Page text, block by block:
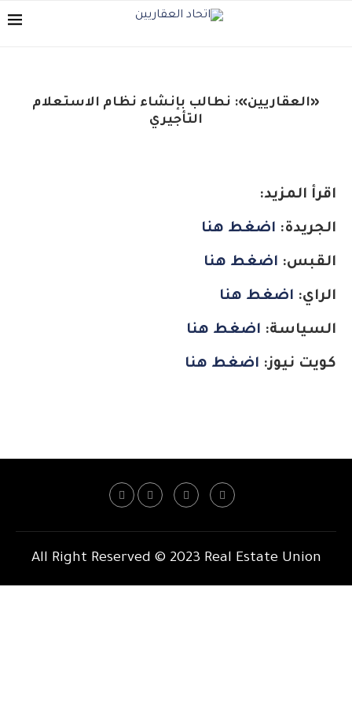
«العقاريين»: نطالب بإنشاء نظام الاستعلام
التأجيري
اقرأ المزيد:
الجريدة: اضغط هنا
القبس: اضغط هنا
الراي: اضغط هنا
السياسة: اضغط هنا
كويت نيوز: اضغط هنا
All Right Reserved © 2023 Real Estate Union